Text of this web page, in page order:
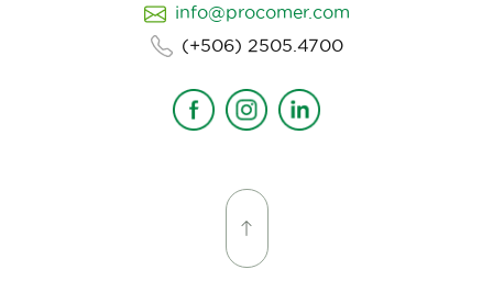
info@procomer.com
(+506) 2505.4700